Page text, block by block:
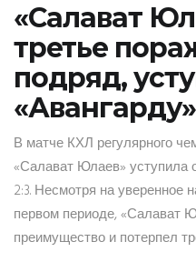
«Салават
третье
подряд,
В матче КХЛ регулярного
«Салават Юлаев» уступила
2:3. Несмотря на
первом периоде, «Салават
преимущество и потерпел